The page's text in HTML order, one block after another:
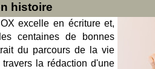
histoire
excelle en écriture et,
centaines de bonnes
du parcours de la vie
la rédaction d'une